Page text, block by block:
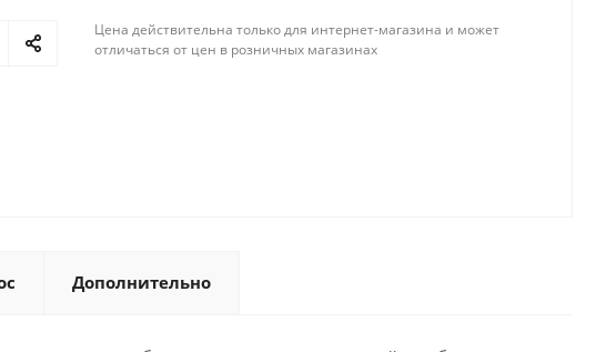
Цена действительна только для интернет-магазина и может
отличаться от цен в розничных магазинах
Дополнительно